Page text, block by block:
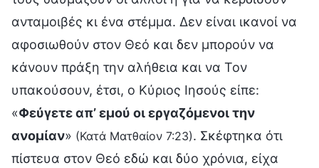
ανταμοιβές κι ένα στέμμα. Δεν είναι ικανοί να
αφοσιωθούν στον Θεό και δεν μπορούν να
κάνουν πράξη την αλήθεια και να Τον
υπακούσουν, έτσι, ο Κύριος Ιησούς είπε:
«Φεύγετε απ’ εμού οι εργαζόμενοι την
ανομίαν» (Κατά Ματθαίον 7:23). Σκέφτηκα ότι
πίστευα στον Θεό εδώ και δύο χρόνια, είχα